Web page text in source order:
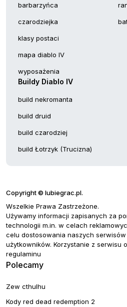
barbarzyńca
czarodziejka
klasy postaci
mapa diablo IV
wyposażenia
Buildy Diablo IV
build nekromanta
build druid
build czarodziej
build Łotrzyk (Trucizna)
Copyright © lubiegrac.pl.
Wszelkie Prawa Zastrzeżone.
Używamy informacji zapisanych za
technologii m.in. w celach
celu dostosowania naszych
użytkowników. Korzystanie z serwisu
regulaminu
Polecamy
Zew cthulhu
Kody red dead redemption 2